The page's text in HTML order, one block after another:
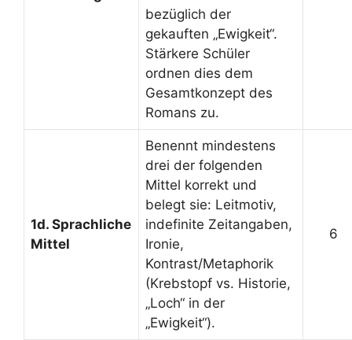
bezüglich der
gekauften „Ewigkeit“.
Stärkere Schüler
ordnen dies dem
Gesamtkonzept des
Romans zu.
1d. Sprachliche
Mittel
Benennt mindestens
drei der folgenden
Mittel korrekt und
belegt sie: Leitmotiv,
indefinite Zeitangaben,
Ironie,
Kontrast/Metaphorik
(Krebstopf vs. Historie,
„Loch“ in der
„Ewigkeit“).
6